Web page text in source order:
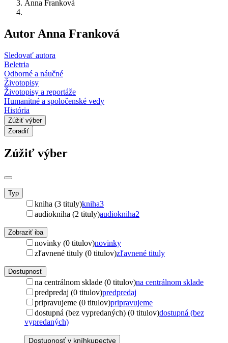
Anna Franková
Autor Anna Franková
Sledovať autora
Beletria
Odborné a náučné
Životopisy
Životopisy a reportáže
Humanitné a spoločenské vedy
História
Zúžiť výber
Zoradiť
Zúžiť výber
Typ
kniha (3 tituly)kniha3
audiokniha (2 tituly)audiokniha2
Zobraziť iba
novinky (0 titulov)novinky
zľavnené tituly (0 titulov)zľavnené tituly
Dostupnosť
na centrálnom sklade (0 titulov)na centrálnom sklade
predpredaj (0 titulov)predpredaj
pripravujeme (0 titulov)pripravujeme
dostupná (bez vypredaných) (0 titulov)dostupná (bez
vypredaných)
Dostupnosť v kníhkupectve